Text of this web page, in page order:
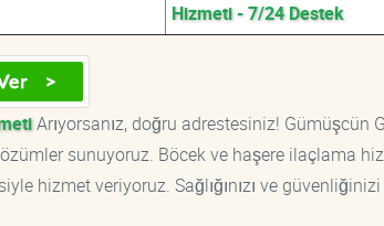
Hizmeti - 7/24 Destek
Arıyorsanız, doğru adrestesiniz! Gümüşcün
sunuyoruz. Böcek ve haşere ilaçlama
hizmet veriyoruz. Sağlığınızı ve